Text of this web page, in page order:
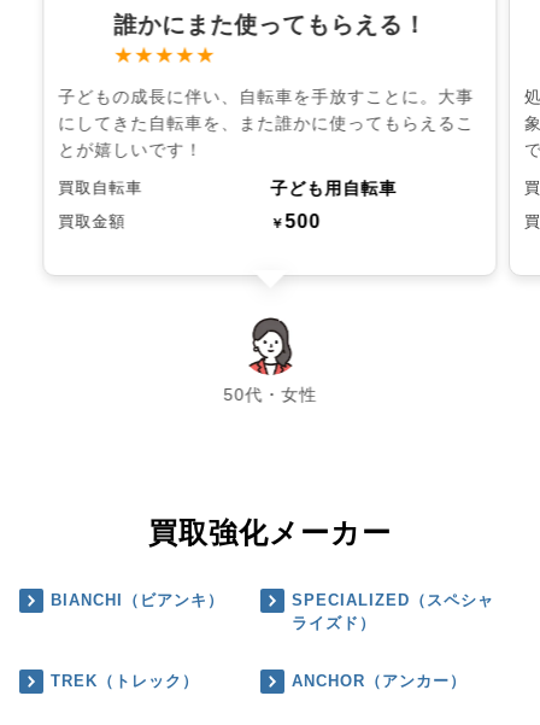
誰かにまた使ってもらえる！
★★★★★
子どもの成長に伴い、自転車を手放すことに。大事
にしてきた自転車を、また誰かに使ってもらえるこ
とが嬉しいです！
買取自転車 子ども用自転車
買取金額 ￥500
50代・女性
chevron_left chevron_right
買取強化メーカー
BIANCHI（ビアンキ）
SPECIALIZED（スペシャ
ライズド）
TREK（トレック） ANCHOR（アンカー）